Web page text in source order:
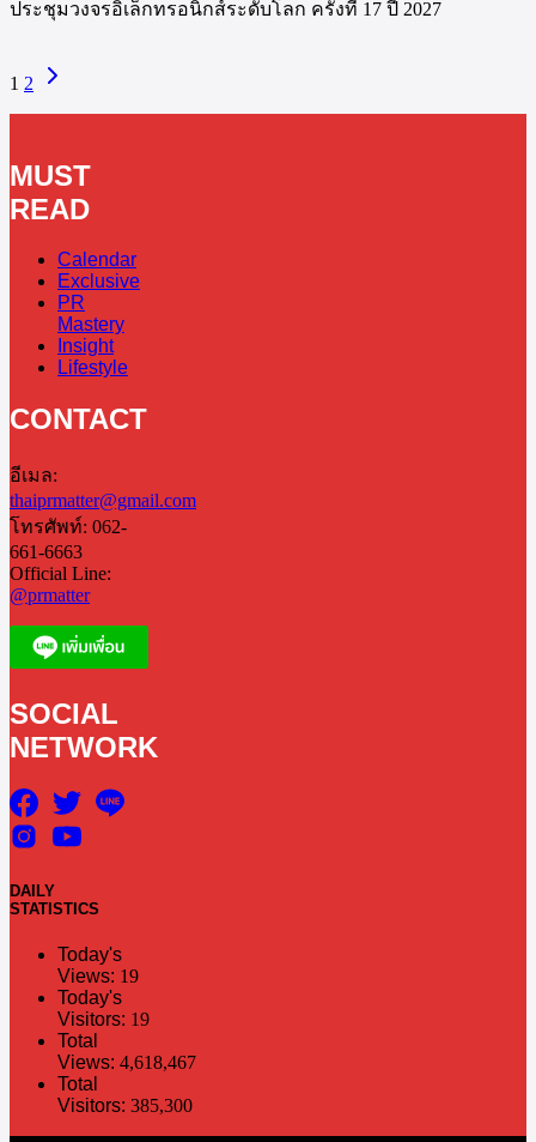
ประชุมวงจรอิเล็กทรอนิกส์ระดับโลก ครั้งที่ 17 ปี 2027
1 2
MUST
READ
Calendar
Exclusive
PR
Mastery
Insight
Lifestyle
CONTACT
อีเมล:
thaiprmatter@gmail.com
โทรศัพท์: 062-
661-6663
Official Line:
@prmatter
SOCIAL
NETWORK
DAILY
STATISTICS
Today's
Views: 19
Today's
Visitors: 19
Total
Views: 4,618,467
Total
Visitors: 385,300